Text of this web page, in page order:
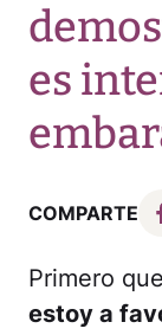
es
COMPARTE
Primero
estoy a